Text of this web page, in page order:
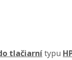
tlačiarnítypu